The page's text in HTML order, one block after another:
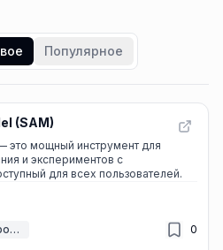
Популярное
(SAM)
это мощный инструмент для
и экспериментов с
для всех пользователей.
Редактирование видео 0